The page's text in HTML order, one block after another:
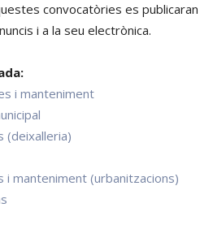
convocatòries es publicaran
i a la seu electrònica.
i manteniment
(deixalleria)
i manteniment (urbanitzacions)